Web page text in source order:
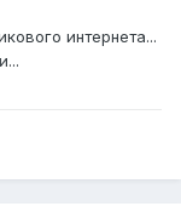
интернета...